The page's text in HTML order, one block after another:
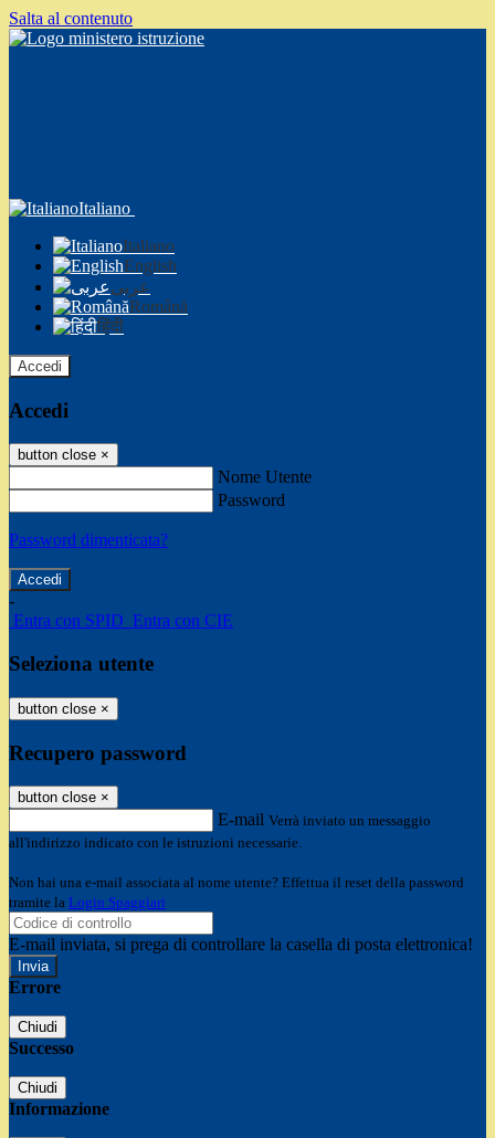
Salta al contenuto
Italiano
Italiano
English
عربى
Română
हिंदी
Accedi
Accedi
button close ×
Nome Utente
Password
Password dimenticata?
-
Entra con SPID Entra con CIE
Seleziona utente
button close ×
Recupero password
button close ×
E-mail Verrà inviato un messaggio
all'indirizzo indicato con le istruzioni necessarie.
Non hai una e-mail associata al nome utente? Effettua il reset della password
tramite la Login Spaggiari
E-mail inviata, si prega di controllare la casella di posta elettronica!
Errore
Chiudi
Successo
Chiudi
Informazione